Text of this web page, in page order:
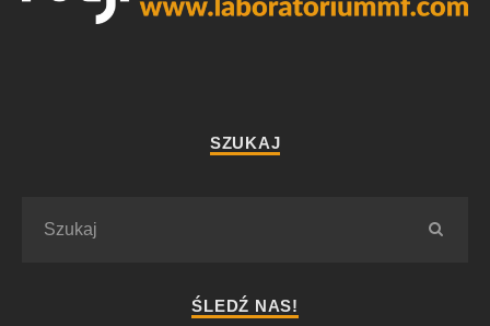
SZUKAJ
ŚLEDŹ NAS!